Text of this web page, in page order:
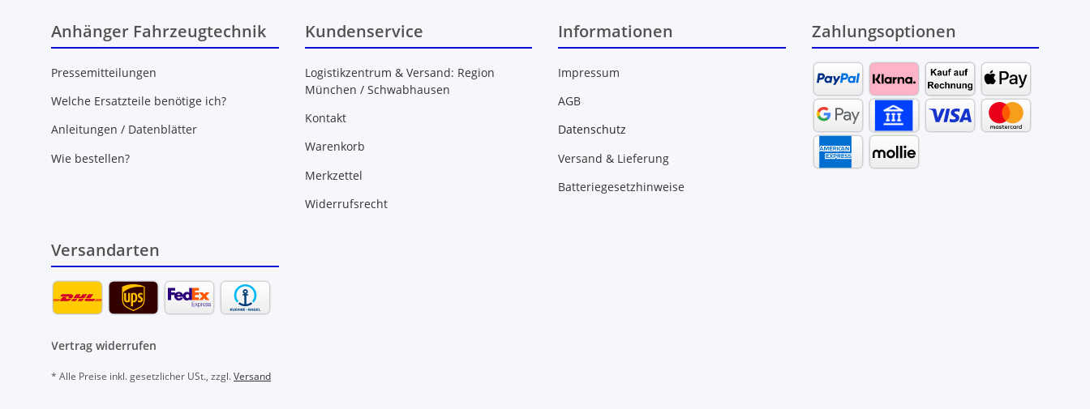
Anhänger Fahrzeugtechnik
Pressemitteilungen
Welche Ersatzteile benötige ich?
Anleitungen / Datenblätter
Wie bestellen?
Kundenservice
Logistikzentrum & Versand: Region
München / Schwabhausen
Kontakt
Warenkorb
Merkzettel
Widerrufsrecht
Informationen
Impressum
AGB
Datenschutz
Versand & Lieferung
Batteriegesetzhinweise
Zahlungsoptionen
Versandarten
Vertrag widerrufen
* Alle Preise inkl. gesetzlicher USt., zzgl.Versand